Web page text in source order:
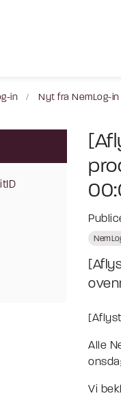
in Nyt fra NemLog-
Alle
Vi